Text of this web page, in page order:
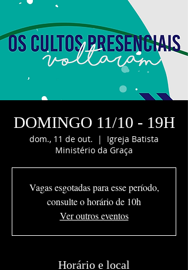
DOMINGO 11/10 - 19H
dom., 11 de out.
  |
Igreja Batista
Ministério da Graça
Vagas esgotadas para esse período,
consulte o horário de 10h
Ver outros eventos
Horário e local